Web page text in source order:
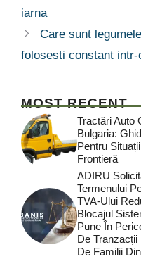
iarna
Care sunt
folosesti constant intr-
MOST RECENT
Tractări Auto
Bulgaria:
Pentru
Frontieră
ADIRU
Termenului
TVA-Ului
Blocajul
Pune În
De
De Familii